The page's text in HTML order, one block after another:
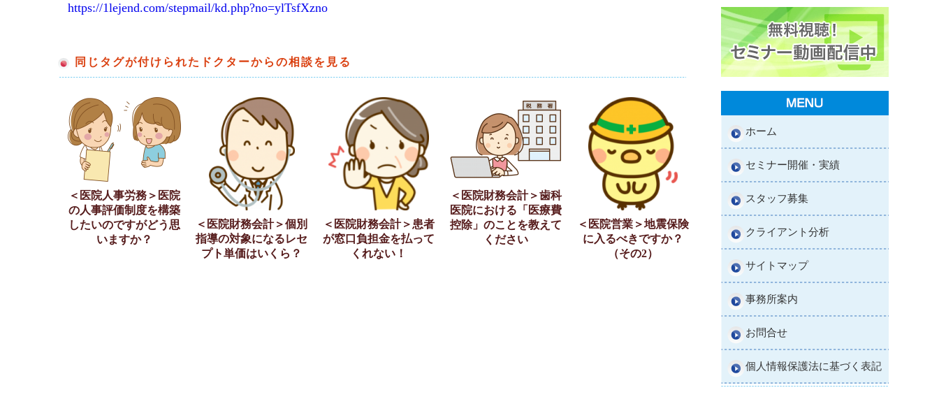
https://1lejend.com/stepmail/kd.php?no=ylTsfXzno
同じタグが付けられたドクターからの相談を見る
＜医院人事労務＞医院
の人事評価制度を構築
したいのですがどう思
いますか？
＜医院財務会計＞個別
指導の対象になるレセ
プト単価はいくら？
＜医院財務会計＞患者
が窓口負担金を払って
くれない！
＜医院財務会計＞歯科
医院における「医療費
控除」のことを教えて
ください
＜医院営業＞地震保険
に入るべきですか？
（その2）
ホーム
セミナー開催・実績
スタッフ募集
クライアント分析
サイトマップ
事務所案内
お問合せ
個人情報保護法に基づく表記